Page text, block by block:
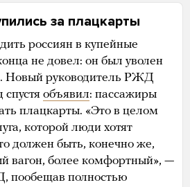
за плацкарты
россиян в купейные
не довел: он был уволен
Новый руководитель РЖД
спустя объявил: пассажиры
плацкарты. «Это в целом
которой люди хотят
должен быть, конечно же,
вагон, более комфортный», —
пообещав полностью